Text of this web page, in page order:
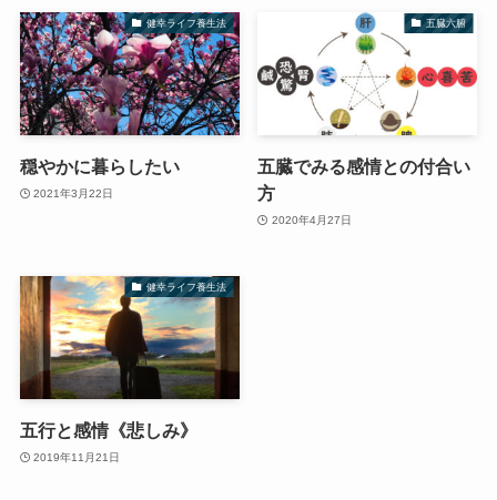
健幸ライフ養生法
穏やかに暮らしたい
2021年3月22日
五臓六腑
五臓でみる感情との付合い
方
2020年4月27日
健幸ライフ養生法
五行と感情《悲しみ》
2019年11月21日